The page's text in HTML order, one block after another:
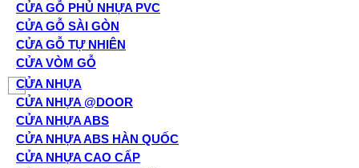
CỬA GỖ PHỦ NHỰA PVC
CỬA GỖ SÀI GÒN
CỬA GỖ TỰ NHIÊN
CỬA VÒM GỖ
CỬA NHỰA
CỬA NHỰA @DOOR
CỬA NHỰA ABS
CỬA NHỰA ABS HÀN QUỐC
CỬA NHỰA CAO CẤP